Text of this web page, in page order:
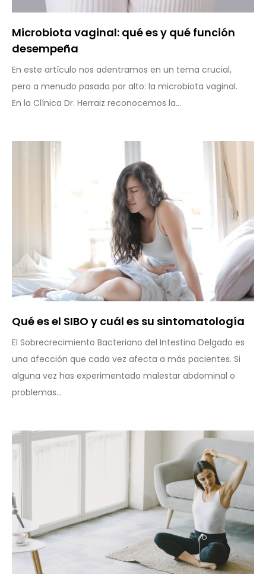
Microbiota vaginal: qué es y qué función
desempeña
En este artículo nos adentramos en un tema crucial,
pero a menudo pasado por alto: la microbiota vaginal.
En la Clínica Dr. Herraiz reconocemos la...
Qué es el SIBO y cuál es su sintomatología
El Sobrecrecimiento Bacteriano del Intestino Delgado es
una afección que cada vez afecta a más pacientes. Si
alguna vez has experimentado malestar abdominal o
problemas...